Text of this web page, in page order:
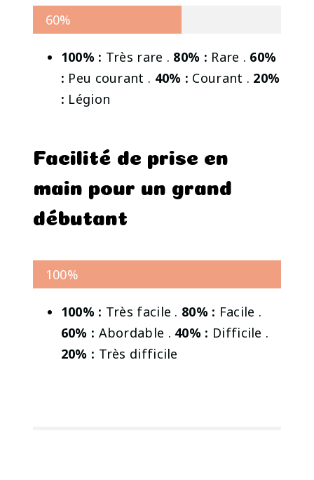
60%
100% : Très rare . 80% : Rare . 60%
: Peu courant . 40% : Courant . 20%
: Légion
Facilité de prise en
main pour un grand
débutant
100%
100% : Très facile . 80% : Facile .
60% : Abordable . 40% : Difficile .
20% : Très difficile